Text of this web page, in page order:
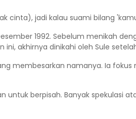
cinta), jadi kalau suami bilang
1992. Sebelum menikah
akhirnya dinikahi oleh Sule
membesarkan namanya. Ia
berpisah. Banyak spekulasi